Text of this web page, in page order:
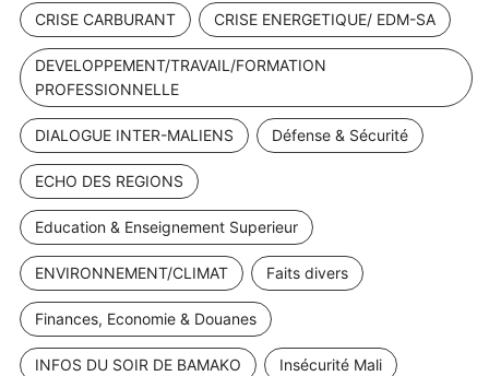
CRISE CARBURANT CRISE ENERGETIQUE/ EDM-SA
DEVELOPPEMENT/TRAVAIL/FORMATION
PROFESSIONNELLE
DIALOGUE INTER-MALIENS Défense & Sécurité
ECHO DES REGIONS
Education & Enseignement Superieur
ENVIRONNEMENT/CLIMAT Faits divers
Finances, Economie & Douanes
INFOS DU SOIR DE BAMAKO Insécurité Mali